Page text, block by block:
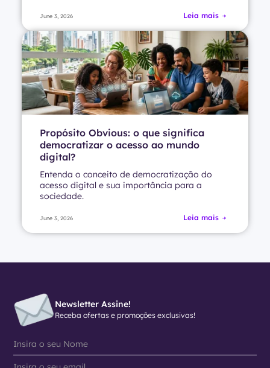
June 3, 2026 Leia mais
Propósito Obvious: o que significa
democratizar o acesso ao mundo
digital?
Entenda o conceito de democratização do
acesso digital e sua importância para a
sociedade.
June 3, 2026 Leia mais
Newsletter Assine!
Receba ofertas e promoções exclusivas!